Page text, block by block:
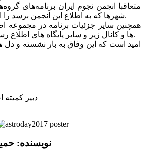
متعاقبا انجمن نجوم ایران برنامه‌های
شهر‌ها که به اطلاع این انجمن برسد را اطلاع رسانی خواهد کرد.
ها و کانال زیر و سایر پایگاه های اطلاع رسانی، قرار خواهد گرفت.
امید است که این وفاق به بار نشسته و دل
دبیر کمیته
نویسنده: